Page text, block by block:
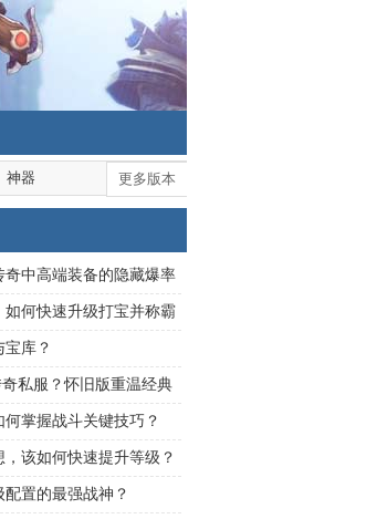
神器 更多版本
中高端装备的隐藏爆率
何快速升级打宝并称霸
库？
私服？怀旧版重温经典
掌握战斗关键技巧？
该如何快速提升等级？
置的最强战神？